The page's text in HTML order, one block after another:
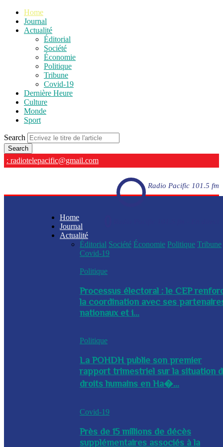
Home
Journal
Actualité
Éditorial
Société
Économie
Politique
Tribune
Covid-19
Dernière Heure
Culture
Monde
Sport
Search
: radiotelepacific@gmail.com
Radio Pacific 101.5 fm
Home
Journal
Actualité
Éditorial Société Économie Politique Tribune
Covid-19
Politique
Processus électoral : le CEP
la coordination avec ses
nationaux et i...
Politique
La POHDH publie son premier
rapport trimestriel sur la situation
droits humains en Ha�...
Covid-19
Près de 15 millions de décès
supplémentaires associés à la